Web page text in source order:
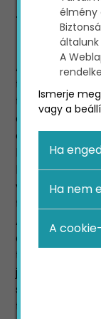
Az alábbi
tudnivalókat,
ezek alapján
összefoglaló
kiszolgálja a
hatékonyság
valami amit
Az online
eltér az offline
jó újságírónak,
szakembernek
élmény
A
Ismerje
vagy a
Ha
Ha nem
A